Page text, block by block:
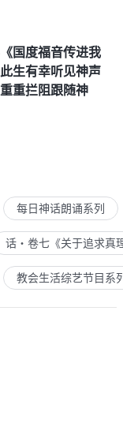
国度福音传进我
生有幸听见神声
重拦阻跟随神
每日神话朗诵系列
话・卷七《关于追求真
教会生活综艺节目系